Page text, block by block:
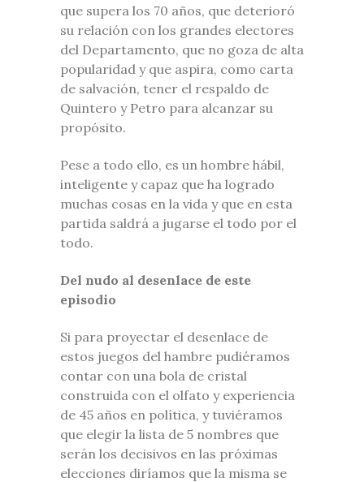
que supera los 70 años, que deterioró
su relación con los grandes electores
del Departamento, que no goza de alta
popularidad y que aspira, como carta
de salvación, tener el respaldo de
Quintero y Petro para alcanzar su
propósito.
Pese a todo ello, es un hombre hábil,
inteligente y capaz que ha logrado
muchas cosas en la vida y que en esta
partida saldrá a jugarse el todo por el
todo.
Del nudo al desenlace de este
episodio
Si para proyectar el desenlace de
estos juegos del hambre pudiéramos
contar con una bola de cristal
construida con el olfato y experiencia
de 45 años en política, y tuviéramos
que elegir la lista de 5 nombres que
serán los decisivos en las próximas
elecciones diríamos que la misma se